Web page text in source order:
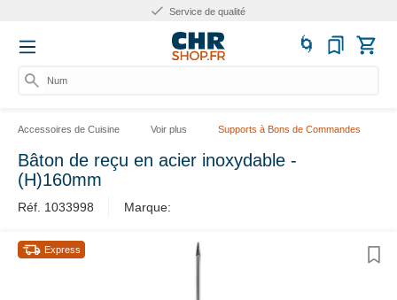
Service de qualité
Numér
Accessoires de Cuisine Voir plus Supports à Bons de Commandes
Bâton de reçu en acier inoxydable -
(H)160mm
Réf. 1033998 Marque:
Express